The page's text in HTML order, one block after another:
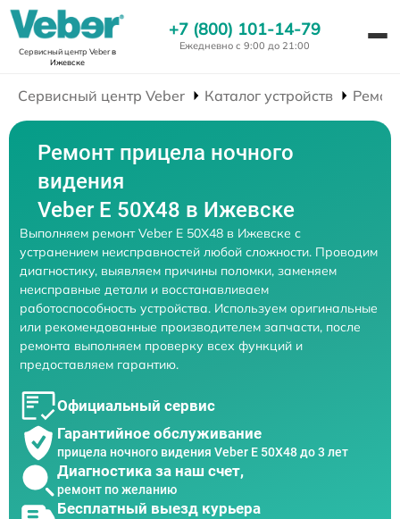
Сервисный центр Veberв
Ижевске
+7 (800) 101-14-79
Ежедневно с 9:00 до 21:00
Сервисный центр Veber Каталог устройств
Ремонт прицела ночного
видения
Veber E 50X48 в Ижевске
Выполняем ремонт Veber E 50X48 в Ижевске с
устранением неисправностей любой сложности. Проводим
диагностику, выявляем причины поломки, заменяем
неисправные детали и восстанавливаем
работоспособность устройства. Используем оригинальные
или рекомендованные производителем запчасти, после
ремонта выполняем проверку всех функций и
предоставляем гарантию.
Официальный сервис
Гарантийное обслуживание
прицела ночного видения Veber E 50X48 до 3 лет
Диагностика за наш счет,
ремонт по желанию
Бесплатный выезд курьера